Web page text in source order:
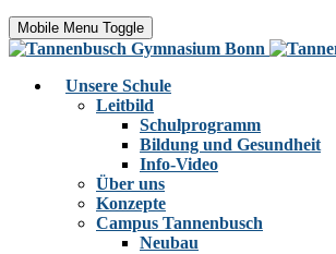
Mobile Menu Toggle
Unsere Schule
Leitbild
Schulprogramm
Bildung und Gesundheit
Info-Video
Über uns
Konzepte
Campus Tannenbusch
Neubau